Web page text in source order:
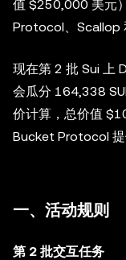
值 $250,000 美元
Protocol、Scallop
现在第 2 批 Sui 上
会瓜分 164,338
价计算，总价值
Bucket Protocol 提
一、活动规则
第 2 批交互任务